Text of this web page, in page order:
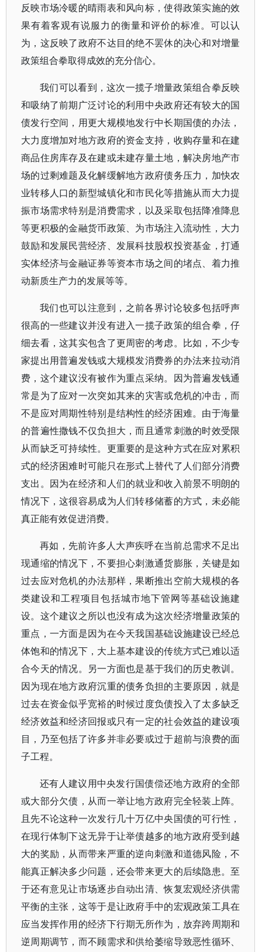
反映市场冷暖的晴雨表和风向标，使得政策实施的效
果有着客观有说服力的衡量和评价的标准。可以认
为，这反映了政府不达目的绝不罢休的决心和对增量
政策组合拳取得成效的充分信心。
我们可以看到，这次一揽子增量政策组合拳反映
和吸纳了前期广泛讨论的利用中央政府还有较大的国
债发行空间，用更大规模地发行中长期国债的办法，
大力度增加对地方政府的资金支持，收购存量和在建
商品住房库存及在建或未建存量土地，解决房地产市
场的过剩难题及化解缓解地方政府债务压力，加快农
业转移人口的新型城镇化和市民化等措施从而大力提
振市场需求特别是消费需求，以及采取包括降准降息
等更积极的金融货币政策、为市场注入流动性，大力
鼓励和发展民营经济、发展科技股权投资基金，打通
实体经济与金融证券等资本市场之间的堵点、着力推
动新质生产力的发展等等。
我们也可以注意到，之前各界讨论较多包括呼声
很高的一些建议并没有进入一揽子政策的组合拳，仔
细去看，这其实包含了更周密的考虑。比如，不少专
家提出用普遍发钱或大规模发消费券的办法来拉动消
费，这个建议没有被作为重点采纳。因为普遍发钱通
常是为了应对一次突如其来的灾害或危机的冲击，而
不是应对周期性特别是结构性的经济困难。由于海量
的普遍性撒钱不仅负担大，而且通常刺激的时效受限
从而缺乏可持续性。更重要的是这种方式在应对累积
式的经济困难时可能只在形式上替代了人们部分消费
支出。因为在经济和人们的就业和收入前景不明朗的
情况下，这很容易成为人们转移储蓄的方式，未必能
真正能有效促进消费。
再如，先前许多人大声疾呼在当前总需求不足出
现通缩的情况下，不要担心刺激通货膨胀，关键是如
过去应对危机的办法那样，果断推出空前大规模的各
类建设和工程项目包括城市地下管网等基础设施建
设。这个建议之所以也没有成为这次经济增量政策的
重点，一方面是因为在今天我国基础设施建设已经总
体饱和的情况下，大上基本建设的传统方式已难以适
合今天的情况。另一方面也是基于我们的历史教训。
因为现在地方政府沉重的债务负担的主要原因，就是
过去在资金似乎宽裕的时候过度负债投入了太多缺乏
经济效益和经济回报或只有一定的社会效益的建设项
目，乃至包括了许多并非必要或过于超前与浪费的面
子工程。
还有人建议用中央发行国债偿还地方政府的全部
或大部分欠债，从而一举让地方政府完全轻装上阵。
且先不论这种一次发行几十万亿中央国债的可行性，
在现行体制下这无异于让举债越多的地方政府受到越
大的奖励，从而带来严重的逆向刺激和道德风险，不
能真正解决多少问题，还会带来更大的后续隐患。至
于还有意见让市场逐步自动出清、恢复宏观经济供需
平衡的主张，这等于是让政府手中的宏观政策工具在
应当发挥作用的经济下行期无所作为，放弃跨周期和
逆周期调节，而不顾需求和供给萎缩导致恶性循环、